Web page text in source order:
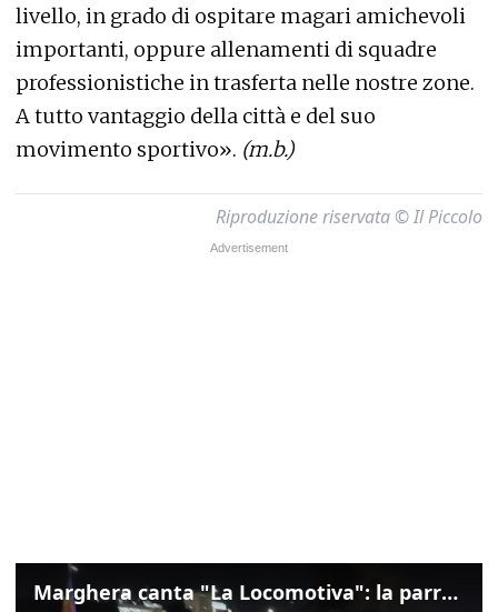
livello, in grado di ospitare magari amichevoli
importanti, oppure allenamenti di squadre
professionistiche in trasferta nelle nostre zone.
A tutto vantaggio della città e del suo
movimento sportivo». (m.b.)
Riproduzione riservata © Il Piccolo
Marghera canta "La Locomotiva": la parrocchia della Cita ricorda Guccini